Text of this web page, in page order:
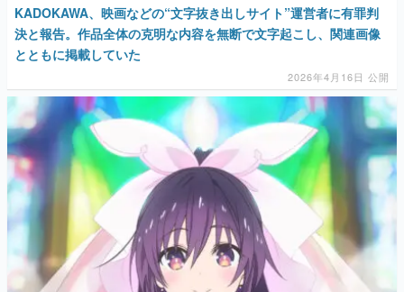
KADOKAWA、映画などの“文字抜き出しサイト”運営者に有罪判
決と報告。作品全体の克明な内容を無断で文字起こし、関連画像
とともに掲載していた
2026年4月16日 公開